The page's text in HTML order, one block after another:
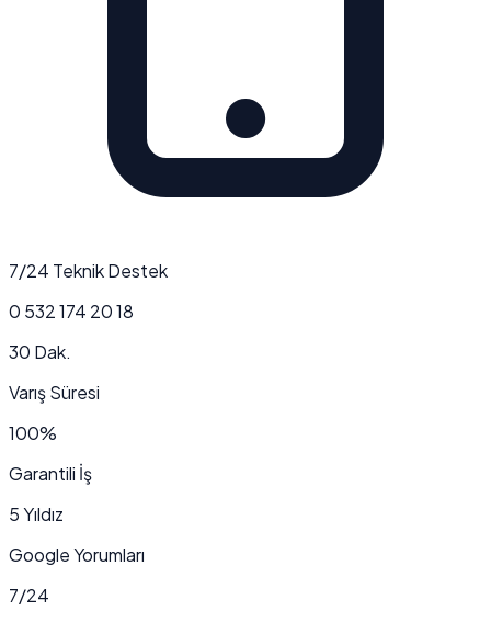
7/24 Teknik Destek
0 532 174 20 18
30 Dak.
Varış Süresi
100%
Garantili İş
5 Yıldız
Google Yorumları
7/24